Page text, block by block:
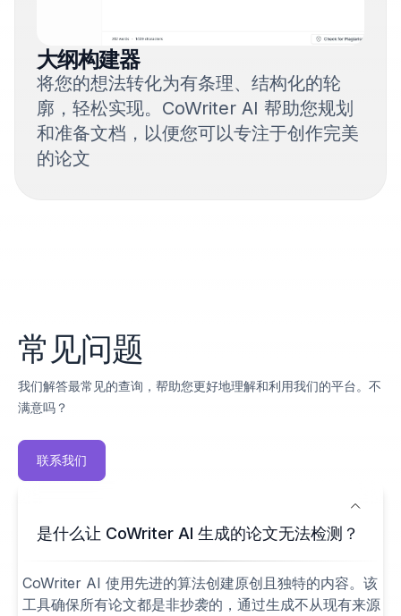
大纲构建器
将您的想法转化为有条理、结构化的轮
廓，轻松实现。CoWriter AI 帮助您规划
和准备文档，以便您可以专注于创作完美
的论文
常见问题
我们解答最常见的查询，帮助您更好地理解和利用我们的平台。不
满意吗？
联系我们
是什么让 CoWriter AI 生成的论文无法检测？
CoWriter AI 使用先进的算法创建原创且独特的内容。该
工具确保所有论文都是非抄袭的，通过生成不从现有来源